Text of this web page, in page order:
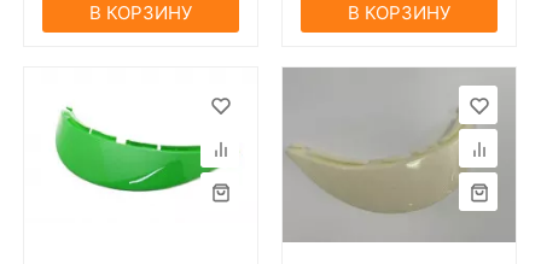
В КОРЗИНУ В КОРЗИНУ